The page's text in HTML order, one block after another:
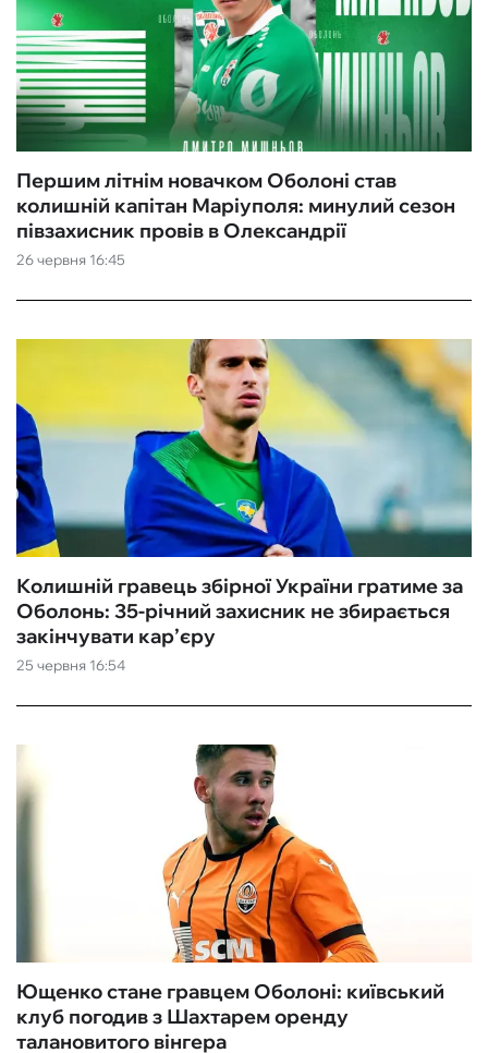
26 червня 16:45
Першим літнім новачком Оболоні став
колишній капітан Маріуполя: минулий сезон
півзахисник провів в Олександрії
25 червня 16:54
Колишній гравець збірної України гратиме за
Оболонь: 35-річний захисник не збирається
закінчувати кар’єру
Ющенко стане гравцем Оболоні: київський
клуб погодив з Шахтарем оренду
талановитого вінгера